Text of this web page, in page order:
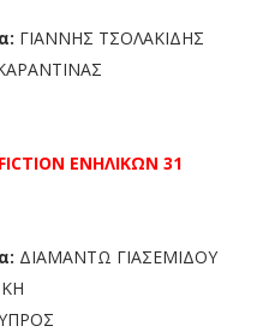
ΓΙΑΝΝΗΣ ΤΣΟΛΑΚΙΔΗΣ
ΕΝΗΛΙΚΩΝ 31
ΔΙΑΜΑΝΤΩ ΓΙΑΣΕΜΙΔΟΥ